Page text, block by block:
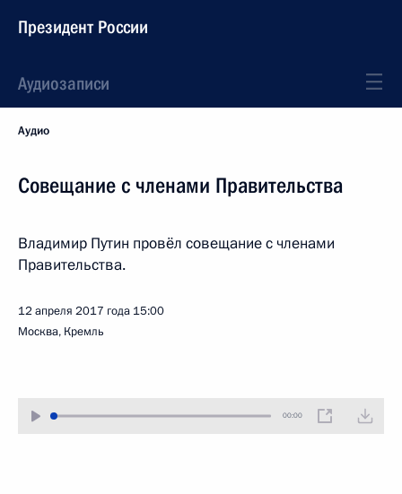
Президент России
Аудиозаписи
Аудио
Совещание с членами Правительства
Владимир Путин провёл совещание с членами
Правительства.
12 апреля 2017 года 15:00
Москва, Кремль
00:00